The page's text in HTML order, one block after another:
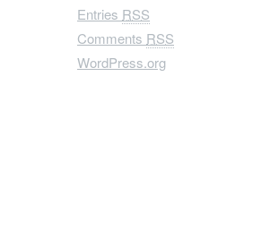
Entries RSS
Comments RSS
WordPress.org